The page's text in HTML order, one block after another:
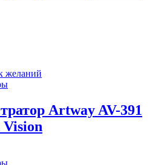
желаний
Artway AV-391
Vision